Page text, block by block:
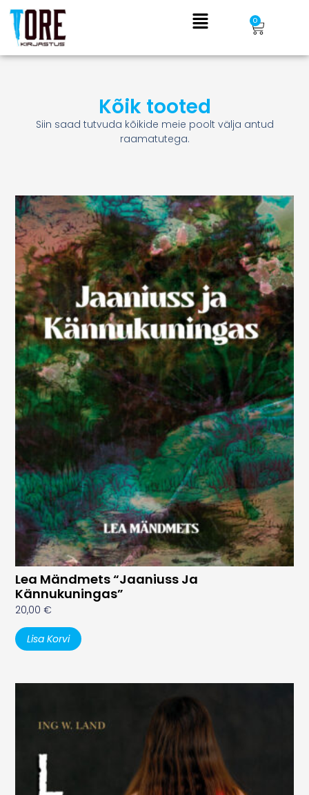
Skip
content
Menu 0 Cart
Kõik tooted
Siin saad tutvuda kõikide meie poolt välja antud
raamatutega.
Lea Mändmets “Jaaniuss Ja
Kännukuningas”
20,00€
Lisa Korvi